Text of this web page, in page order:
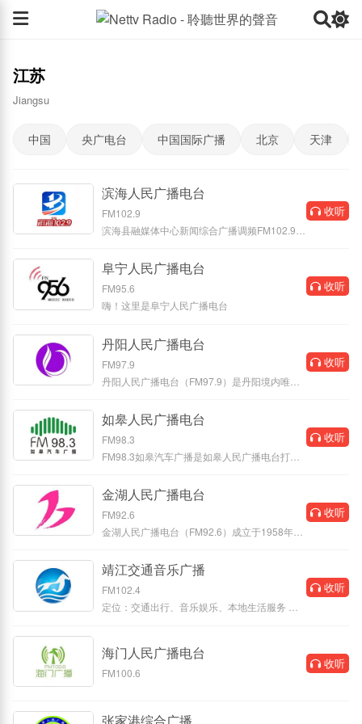
江苏
Jiangsu
中国 央广电台 中国国际广播 北京 天津
滨海人民广播电台
FM102.9
滨海县融媒体中心新闻综合广播调频FM102.9是
收听
阜宁人民广播电台
FM95.6
嗨！这里是阜宁人民广播电台
收听
丹阳人民广播电台
FM97.9
丹阳人民广播电台（FM97.9）是丹阳境内唯一
收听
如皋人民广播电台
FM98.3
FM98.3如皋汽车广播是如皋人民广播电台打造
收听
金湖人民广播电台
FM92.6
金湖人民广播电台（FM92.6）成立于1958年6
收听
靖江交通音乐广播
FM102.4
定位：交通出行、音乐娱乐、本地生活服务 覆
收听
海门人民广播电台
FM100.6
收听
张家港综合广播